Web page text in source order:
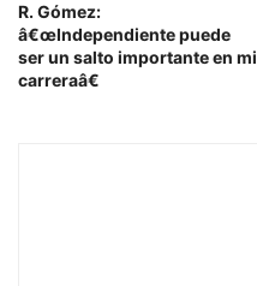
R. Gómez:
â€œIndependiente puede
ser un salto importante en mi
carreraâ€